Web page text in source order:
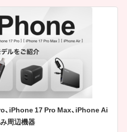
、iPhone 17 Pro Max、iPhone Ai
周辺機器